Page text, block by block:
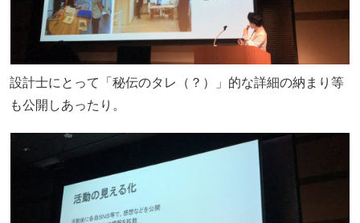
設計士にとって「秘伝のタレ（？）」的な詳細の納まり等
も公開しあったり。